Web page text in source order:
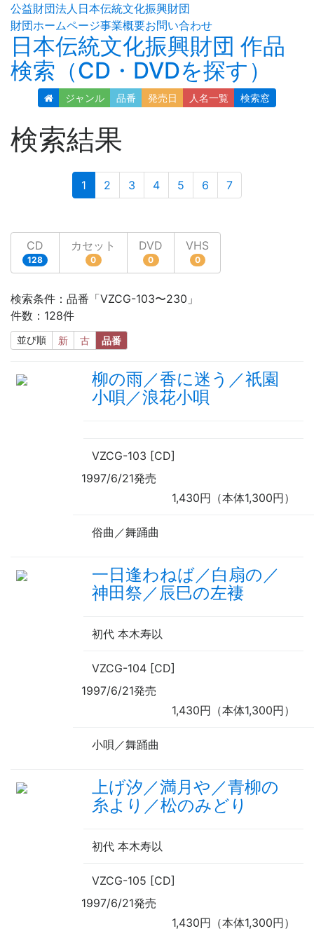
公益財団法人日本伝統文化振興財団
財団ホームページ事業概要お問い合わせ
日本伝統文化振興財団 作品
検索（CD・DVDを探す）
ジャンル 品番 発売日 人名一覧 検索窓
検索結果
1 (current)
2 3 4 5 6 7
CD
128
カセット
0
DVD
0
VHS
0
検索条件：品番「VZCG-103〜230」
件数：128件
並び順 新 古 品番
柳の雨／香に迷う／祇園
小唄／浪花小唄
VZCG-103 [CD]
1997/6/21発売
1,430円（本体1,300円）
俗曲／舞踊曲
一日逢わねば／白扇の／
神田祭／辰巳の左褄
初代 本木寿以
VZCG-104 [CD]
1997/6/21発売
1,430円（本体1,300円）
小唄／舞踊曲
上げ汐／満月や／青柳の
糸より／松のみどり
初代 本木寿以
VZCG-105 [CD]
1997/6/21発売
1,430円（本体1,300円）